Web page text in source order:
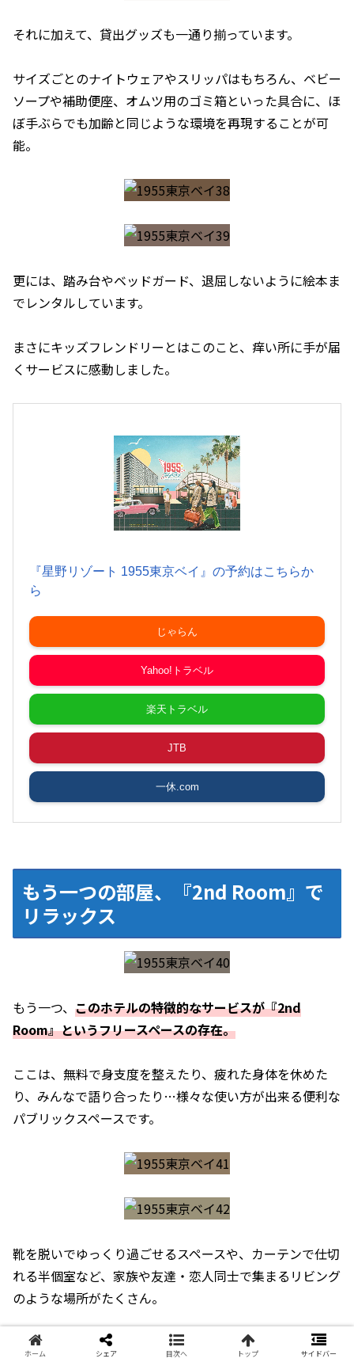
それに加えて、貸出グッズも一通り揃っています。
サイズごとのナイトウェアやスリッパはもちろん、ベビー
ソープや補助便座、オムツ用のゴミ箱といった具合に、ほ
ぼ手ぶらでも加齢と同じような環境を再現することが可
能。
更には、踏み台やベッドガード、退屈しないように絵本ま
でレンタルしています。
まさにキッズフレンドリーとはこのこと、痒い所に手が届
くサービスに感動しました。
『星野リゾート 1955東京ベイ』の予約はこちらか
ら
じゃらん
Yahoo!トラベル
楽天トラベル
JTB
一休.com
もう一つの部屋、『2nd Room』で
リラックス
もう一つ、 このホテルの特徴的なサービスが『2nd
Room』というフリースペースの存在。
ここは、無料で身支度を整えたり、疲れた身体を休めた
り、みんなで語り合ったり…様々な使い方が出来る便利な
パブリックスペースです。
靴を脱いでゆっくり過ごせるスペースや、カーテンで仕切
れる半個室など、家族や友達・恋人同士で集まるリビング
のような場所がたくさん。
ホーム シェア 目次へ トップ サイドバー